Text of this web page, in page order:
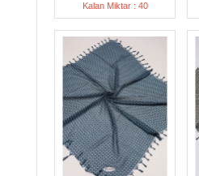
Kalan Miktar : 40